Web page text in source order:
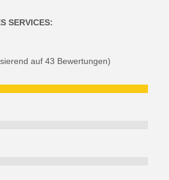
SERVICES:
auf 43 Bewertungen)